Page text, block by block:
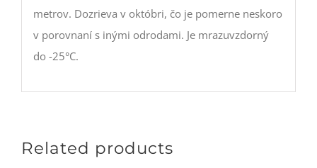
metrov. Dozrieva v októbri, čo je pomerne neskoro
v porovnaní s inými odrodami. Je mrazuvzdorný
do -25°C.
Related products